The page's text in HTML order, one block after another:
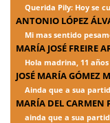
Querida Pily: Hoy se
ANTONIO LÓPEZ
Mi mas sentido
MARÍA JOSÉ FREIRE
Hola madrina, 11
JOSÉ MARÍA GÓMEZ
Ainda que a sua
MARÍA DEL CARMEN
ainda que a sua